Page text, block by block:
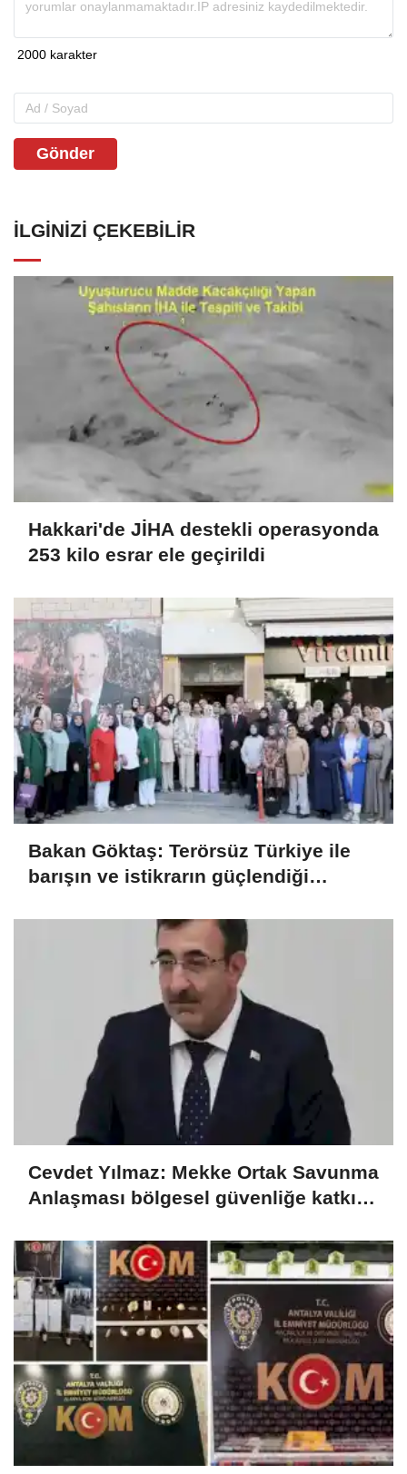
Gönder
İLGINIZI ÇEKEBILIR
Hakkari'de JİHA destekli operasyonda
253 kilo esrar ele geçirildi
Bakan Göktaş: Terörsüz Türkiye ile
barışın ve istikrarın güçlendiği
Cevdet Yılmaz: Mekke Ortak Savunma
Anlaşması bölgesel güvenliğe katkı